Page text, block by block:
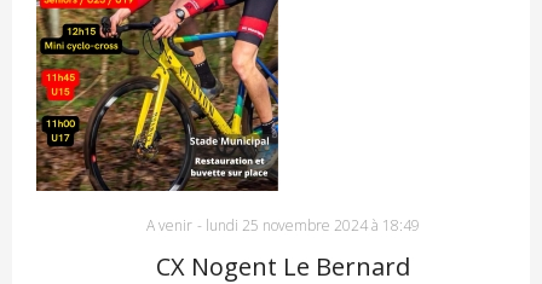
A venir - lundi 25 novembre 2024 à 18:49
CX Nogent Le Bernard